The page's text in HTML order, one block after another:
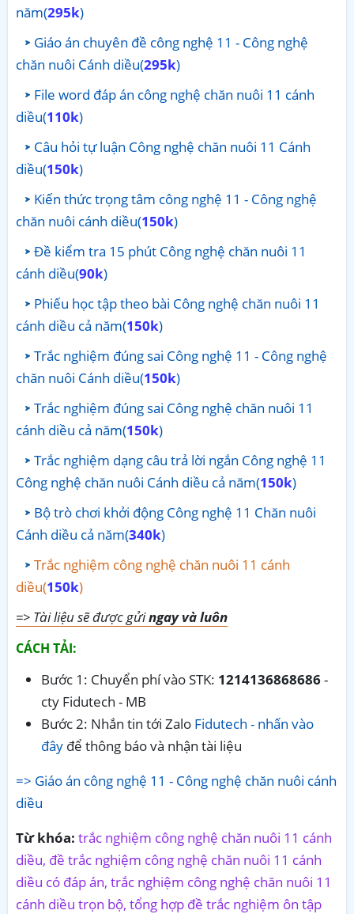
năm(295k)
Giáo án chuyên đề công nghệ 11 - Công nghệ
chăn nuôi Cánh diều(295k)
File word đáp án công nghệ chăn nuôi 11 cánh
diều(110k)
Câu hỏi tự luận Công nghệ chăn nuôi 11 Cánh
diều(150k)
Kiến thức trọng tâm công nghệ 11 - Công nghệ
chăn nuôi cánh diều(150k)
Đề kiểm tra 15 phút Công nghệ chăn nuôi 11
cánh diều(90k)
Phiếu học tập theo bài Công nghệ chăn nuôi 11
cánh diều cả năm(150k)
Trắc nghiệm đúng sai Công nghệ 11 - Công nghệ
chăn nuôi Cánh diều(150k)
Trắc nghiệm đúng sai Công nghệ chăn nuôi 11
cánh diều cả năm(150k)
Trắc nghiệm dạng câu trả lời ngắn Công nghệ 11
Công nghệ chăn nuôi Cánh diều cả năm(150k)
Bộ trò chơi khởi động Công nghệ 11 Chăn nuôi
Cánh diều cả năm(340k)
Trắc nghiệm công nghệ chăn nuôi 11 cánh
diều(150k)
=> Tài liệu sẽ được gửingay và luôn
CÁCH TẢI:
Bước 1: Chuyển phí vào STK: 1214136868686-
cty Fidutech - MB
Bước 2: Nhắn tin tới Zalo Fidutech - nhấn vào
đây để thông báo và nhận tài liệu
=> Giáo án công nghệ 11 - Công nghệ chăn nuôi cánh
diều
Từ khóa: trắc nghiệm công nghệ chăn nuôi 11 cánh
diều, đề trắc nghiệm công nghệ chăn nuôi 11 cánh
diều có đáp án, trắc nghiệm công nghệ chăn nuôi 11
cánh diều trọn bộ, tổng hợp đề trắc nghiệm ôn tập